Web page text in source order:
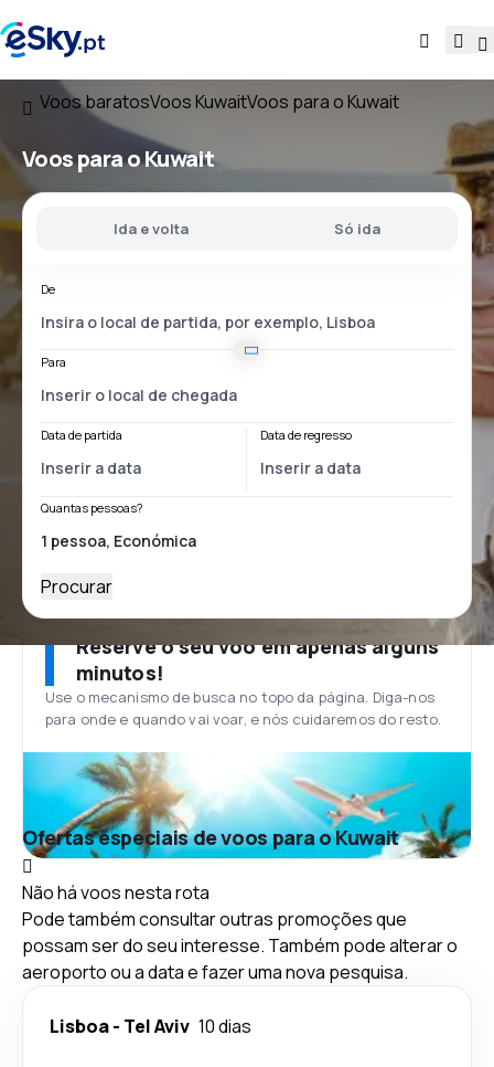
Voos baratosVoos KuwaitVoos para o Kuwait
Voospara o Kuwait
Ida e volta Só ida
De
Para
Data de partida Data de regresso
Quantas pessoas?
Procurar
Reserve o seu voo em apenas alguns
minutos!
Use o mecanismo de busca no topo da página. Diga-nos
para onde e quando vai voar, e nós cuidaremos do resto.
Ofertas especiais de voos para o Kuwait
Não há voos nesta rota
Pode também consultar outras promoções que
possam ser do seu interesse. Também pode alterar o
aeroporto ou a data e fazer uma nova pesquisa.
Lisboa- Tel Aviv 10 dias